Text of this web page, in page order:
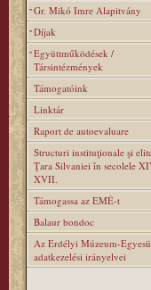
Gr. Mikó Imre Alapitvány
Díjak
Együttműködések /
Társintézmények
Támogatóink
Linktár
Raport de autoevaluare
Structuri instituţionale şi
Ţara Silvaniei în secolele
XVII.
Támogassa az EMÉ-t
Balaur bondoc
Az Erdélyi Múzeum-
adatkezelési irányelvei